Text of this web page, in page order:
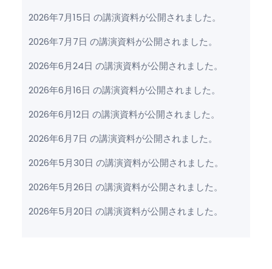
2026年7月15日 の講演資料が公開されました。
2026年7月7日 の講演資料が公開されました。
2026年6月24日 の講演資料が公開されました。
2026年6月16日 の講演資料が公開されました。
2026年6月12日 の講演資料が公開されました。
2026年6月7日 の講演資料が公開されました。
2026年5月30日 の講演資料が公開されました。
2026年5月26日 の講演資料が公開されました。
2026年5月20日 の講演資料が公開されました。